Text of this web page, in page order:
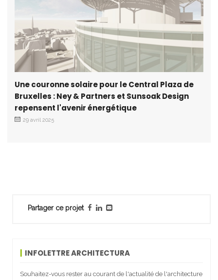
Partager ce projet
INFOLETTRE ARCHITECTURA
Souhaitez-vous rester au courant de l'actualité de l'architecture
Une couronne solaire pour le Central Plaza de
Bruxelles : Ney & Partners et Sunsoak Design
repensent l'avenir énergétique
29 avril 2025